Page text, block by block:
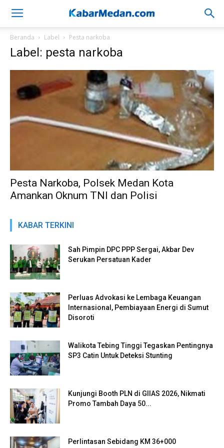
Beranda Label Pesta narkoba
Label: pesta narkoba
Pesta Narkoba, Polsek Medan Kota
Amankan Oknum TNI dan Polisi
KABAR TERKINI
Sah Pimpin DPC PPP Sergai, Akbar Dev
Serukan Persatuan Kader
Perluas Advokasi ke Lembaga Keuangan
Internasional, Pembiayaan Energi di Sumut
Disoroti
Walikota Tebing Tinggi Tegaskan Pentingnya
SP3 Catin Untuk Deteksi Stunting
Kunjungi Booth PLN di GIIAS 2026, Nikmati
Promo Tambah Daya 50...
Perlintasan Sebidang KM 36+000